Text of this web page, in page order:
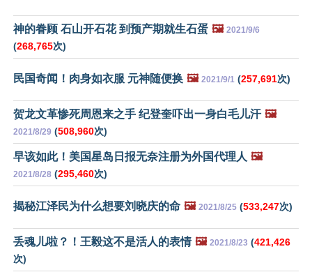
神的眷顾 石山开石花 到预产期就生石蛋 🖼️ 2021/9/6
(268,765次)
民国奇闻！肉身如衣服 元神随便换 🖼️ 2021/9/1 (257,691次)
贺龙文革惨死周恩来之手 纪登奎吓出一身白毛儿汗 🖼️
2021/8/29 (508,960次)
早该如此！美国星岛日报无奈注册为外国代理人 🖼️
2021/8/28 (295,460次)
揭秘江泽民为什么想要刘晓庆的命 🖼️ 2021/8/25 (533,247次)
丢魂儿啦？！王毅这不是活人的表情 🖼️ 2021/8/23 (421,426
次)